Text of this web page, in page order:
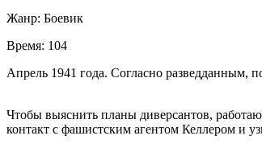
Жанр: Боевик
Время: 104
Апрель 1941 года. Согласно разведданным,
Чтобы выяснить планы диверсантов,
контакт с фашистским агентом Келлером и